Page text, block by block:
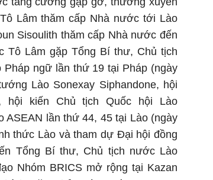
Lâm thăm cấp Nhà nước tới Lào
Sisoulith thăm cấp Nhà nước đến
Tô Lâm gặp Tổng Bí thư, Chủ tịch
ngữ lần thứ 19 tại Pháp (ngày
Lào Sonexay Siphandone, hội
hội kiến Chủ tịch Quốc hội Lào
lần thứ 44, 45 tại Lào (ngày
thức Lào và tham dự Đại hội đồng
Tổng Bí thư, Chủ tịch nước Lào
Nhóm BRICS mở rộng tại Kazan